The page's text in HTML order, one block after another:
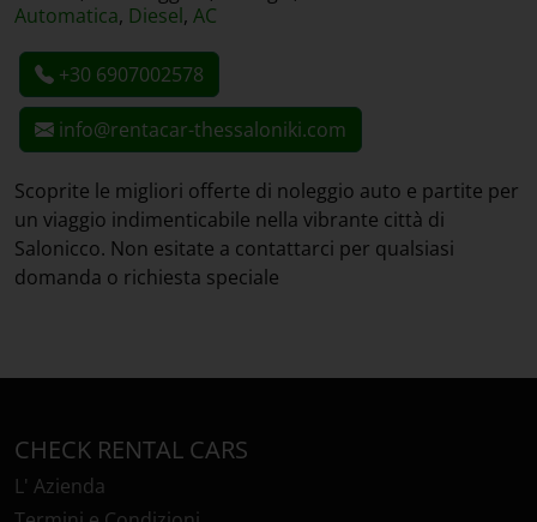
Automatica, Diesel, AC
+30 6907002578
info@rentacar-thessaloniki.com
Scoprite le migliori offerte di noleggio auto e partite per
un viaggio indimenticabile nella vibrante città di
Salonicco. Non esitate a contattarci per qualsiasi
domanda o richiesta speciale
CHECK RENTAL CARS
L' Azienda